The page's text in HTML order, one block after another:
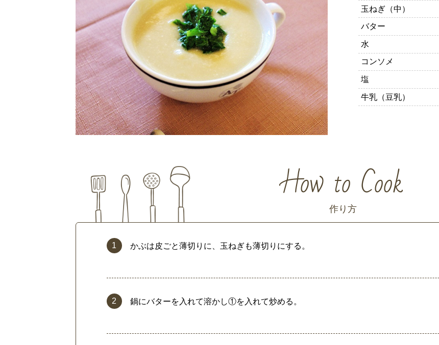
玉ねぎ（中）
バター
水
コンソメ
塩
牛乳（豆乳）
How to Cook
作り方
かぶは皮ごと薄切りに、玉ねぎも薄切りにする。
鍋にバターを入れて溶かし①を入れて炒める。